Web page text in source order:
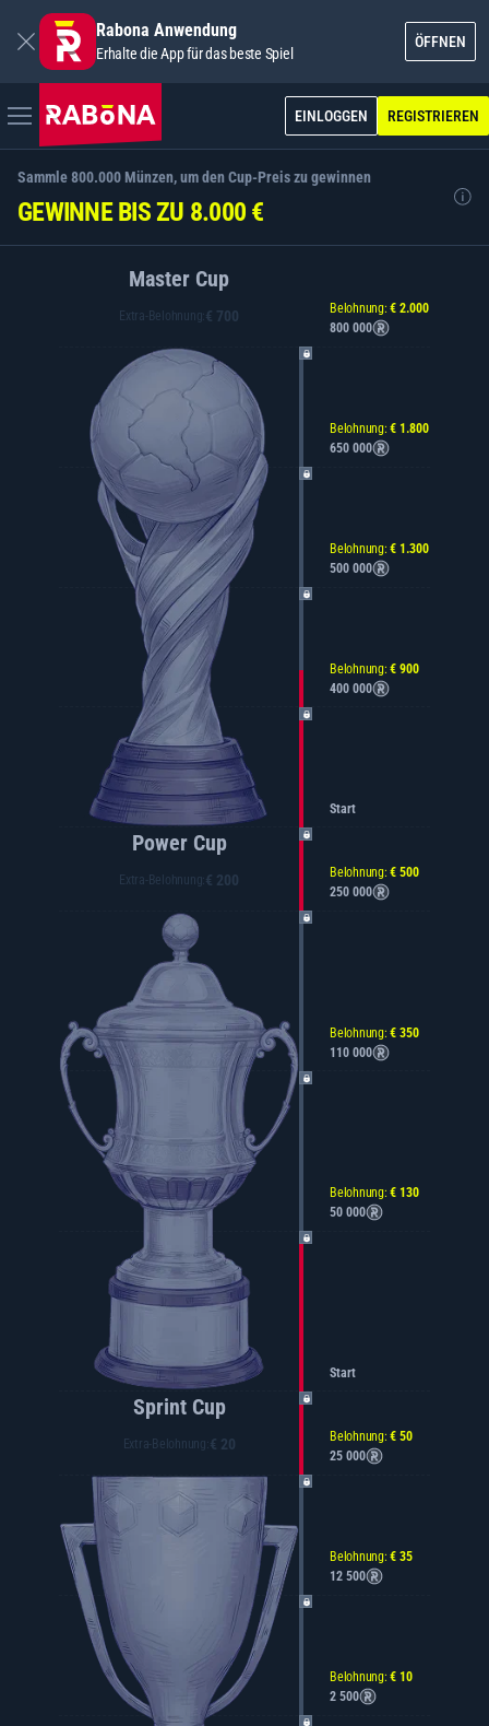
Rabona Anwendung
Erhalte die App für das beste Spiel
ÖFFNEN
EINLOGGEN REGISTRIEREN
Sammle 800.000 Münzen, um den Cup-Preis zu gewinnen
GEWINNE BIS ZU 8.000 €
Master Cup
Extra-Belohnung:€ 700 Belohnung:€ 2.000
800 000
Belohnung:€ 1.800
650 000
Belohnung:€ 1.300
500 000
Belohnung:€ 900
400 000
Start
Power Cup
Extra-Belohnung:€ 200 Belohnung:€ 500
250 000
Belohnung:€ 350
110 000
Belohnung:€ 130
50 000
Start
Sprint Cup
Extra-Belohnung:€ 20 Belohnung:€ 50
25 000
Belohnung:€ 35
12 500
Belohnung:€ 10
2 500